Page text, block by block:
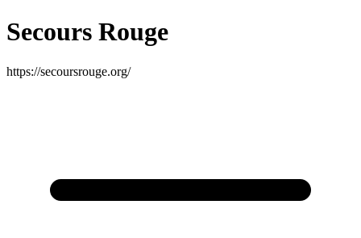
Secours Rouge
https://secoursrouge.org/